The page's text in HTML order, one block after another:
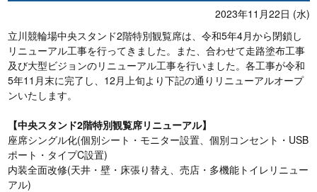
2023年11月22日 (水)
立川競輪場中央スタンド2階特別観覧席は、令和5年4月から閉鎖し
リニューアル工事を行ってきました。また、合わせて走路塗布工事
及び大型ビジョンのリニューアル工事を行いました。各工事が令和
5年11月末に完了し、12月上旬より下記の通りリニューアルオープ
ンいたします。
【中央スタンド2階特別観覧席リニューアル】
座席シングル化(個別シート・モニター設置、個別コンセント・USB
ポート・タイプC設置)
内装全面改修(天井・壁・床張り替え、売店・多機能トイレリニュー
アル)